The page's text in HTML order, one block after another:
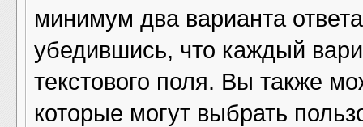
минимум два варианта
убедившись, что каждый
текстового поля. Вы также
которые могут выбрать